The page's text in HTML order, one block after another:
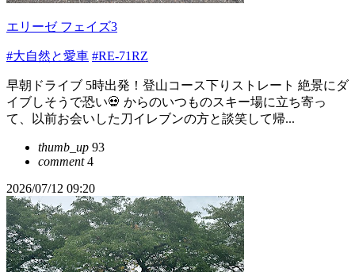
エリーゼ フェイズ3
#大自然と愛車 #RE-71RZ
早朝ドライブ 5時出発！登山コース下りストレート 絶景にダ
イブしそうで恐い💀 からのいつものスキー場に立ち寄っ
て、以前お会いした刀イレブンの方と談笑して帰...
thumb_up 93
comment4
2026/07/12 09:20